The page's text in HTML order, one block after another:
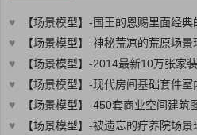
♥ 【场景模型】-国王的恩赐里面经典的一个小
♥
【场景模型】-神秘荒凉的荒原场景环境
♥
【场景模型】-2014最新10万张家装别墅小户型实景
♥
【场景模型】-现代房间基础套件室内环
♥
【场景模型】-450套商业空间建筑图纸/CAD施工图商场办公
♥
【场景模型】-被遗忘的疗养院场景环境